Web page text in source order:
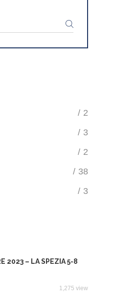
/ 2
/ 3
/ 2
/ 38
/ 3
2023 – LA SPEZIA 5-8
1,275 view